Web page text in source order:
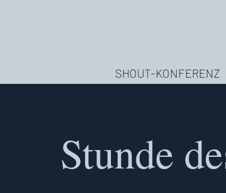
SHOUT-KONFERENZ
Stunde